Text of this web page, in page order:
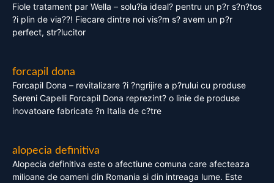
Fiole tratament par Wella – solu?ia ideal? pentru un p?r s?n?tos
?i plin de via??! Fiecare dintre noi vis?m s? avem un p?r
perfect, str?lucitor
forcapil dona
Forcapil Dona – revitalizare ?i ?ngrijire a p?rului cu produse
Sereni Capelli Forcapil Dona reprezint? o linie de produse
inovatoare fabricate ?n Italia de c?tre
alopecia definitiva
Alopecia definitiva este o afectiune comuna care afecteaza
milioane de oameni din Romania si din intreaga lume. Este